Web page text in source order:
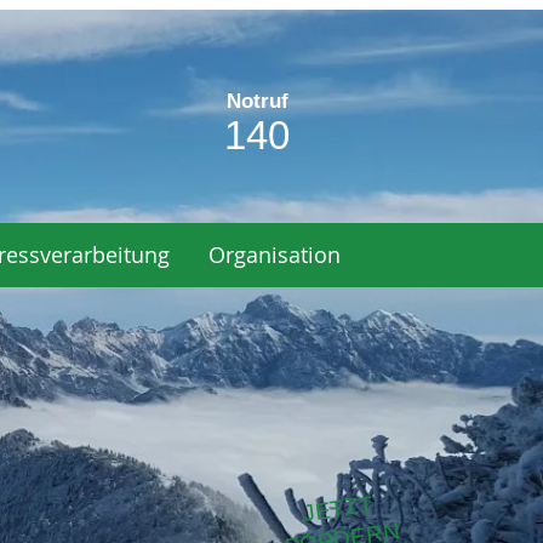
Notruf
140
Organisation
JETZT